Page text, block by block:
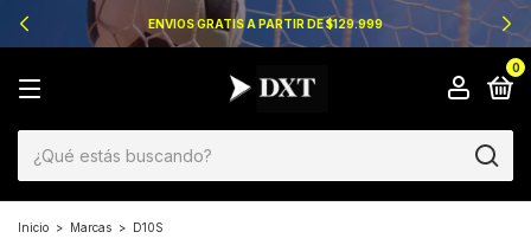
ENVIOS GRATIS A PARTIR DE $129.999
0
Inicio > Marcas > D10S